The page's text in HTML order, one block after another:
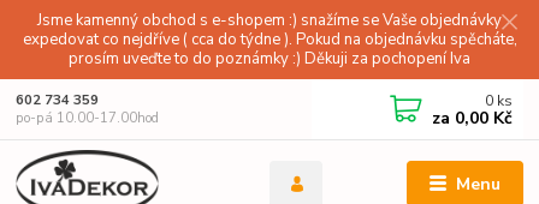
Jsme kamenný obchod s e-shopem :) snažíme se Vaše objednávky
expedovat co nejdříve ( cca do týdne ). Pokud na objednávku spěcháte,
prosím uveďte to do poznámky :) Děkuji za pochopení Iva
Menu
602 734 359
po-pá 10.00-17.00hod
0 ks
za 0,00 Kč